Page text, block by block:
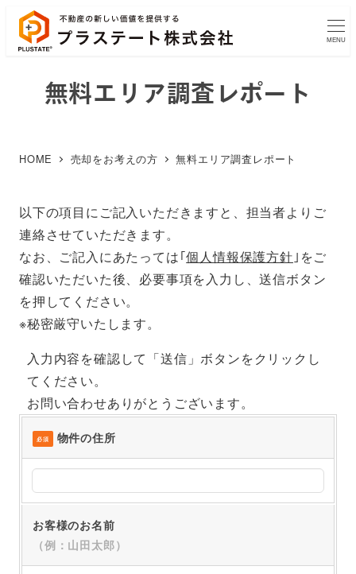
MENU
無料エリア調査レポート
HOME 売却をお考えの方 無料エリア調査レポート
以下の項目にご記入いただきますと、担当者よりご
連絡させていただきます。
なお、ご記入にあたっては｢個人情報保護方針 ｣をご
確認いただいた後、必要事項を入力し、送信ボタン
を押してください。
※秘密厳守いたします。
入力内容を確認して「送信」ボタンをクリックし
てください。
お問い合わせありがとうございます。
必須 物件の住所
お客様のお名前
（例：山田太郎）